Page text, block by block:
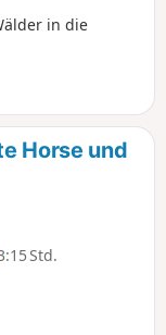
in die
Horse und
Std.